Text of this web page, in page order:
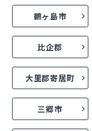
鶴ヶ島市
比企郡
大里郡寄居町
三郷市